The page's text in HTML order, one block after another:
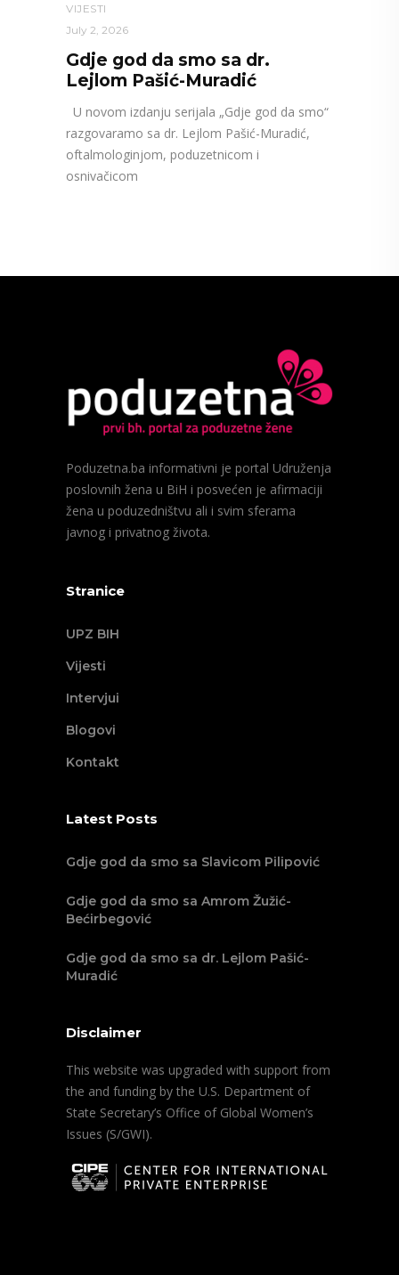
VIJESTI
July 2, 2026
Gdje god da smo sa dr.
Lejlom Pašić-Muradić
U novom izdanju serijala „Gdje god da smo“
razgovaramo sa dr. Lejlom Pašić-Muradić,
oftalmologinjom, poduzetnicom i
osnivačicom
Poduzetna.ba informativni je portal Udruženja
poslovnih žena u BiH i posvećen je afirmaciji
žena u poduzedništvu ali i svim sferama
javnog i privatnog života.
Stranice
UPZ BIH
Vijesti
Intervjui
Blogovi
Kontakt
Latest Posts
Gdje god da smo sa Slavicom Pilipović
Gdje god da smo sa Amrom Žužić-
Bećirbegović
Gdje god da smo sa dr. Lejlom Pašić-
Muradić
Disclaimer
This website was upgraded with support from
the and funding by the U.S. Department of
State Secretary’s Office of Global Women’s
Issues (S/GWI).